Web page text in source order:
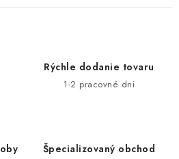
Rýchle dodanie tovaru
1-2 pracovné dni
Špecializovaný obchod